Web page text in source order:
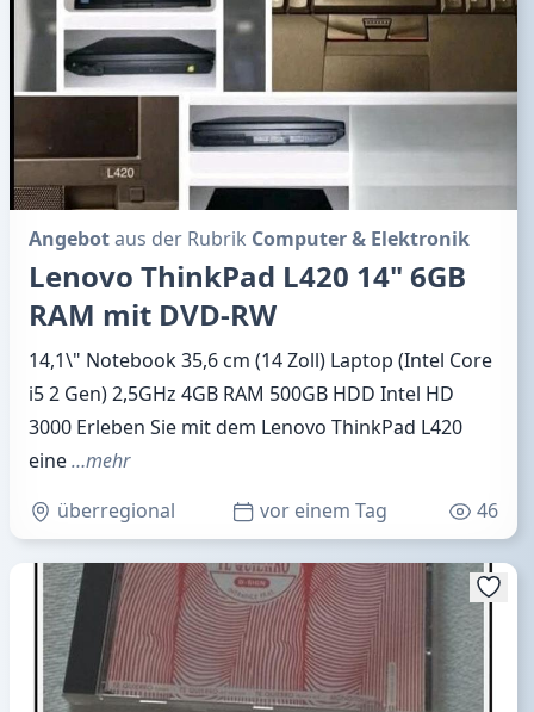
Angebotaus der Rubrik Computer & Elektronik
Lenovo ThinkPad L420 14" 6GB
RAM mit DVD-RW
14,1\" Notebook 35,6 cm (14 Zoll) Laptop (Intel Core
i5 2 Gen) 2,5GHz 4GB RAM 500GB HDD Intel HD
3000 Erleben Sie mit dem Lenovo ThinkPad L420
eine…mehr
überregional
vor einem Tag 46